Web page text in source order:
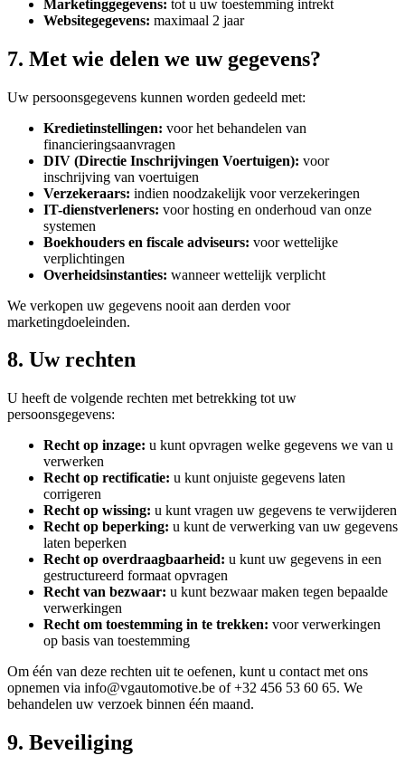
Marketinggegevens: tot u uw toestemming intrekt
Websitegegevens: maximaal 2 jaar
7. Met wie delen we uw gegevens?
Uw persoonsgegevens kunnen worden gedeeld met:
Kredietinstellingen: voor het behandelen van
financieringsaanvragen
DIV (Directie Inschrijvingen Voertuigen): voor
inschrijving van voertuigen
Verzekeraars: indien noodzakelijk voor verzekeringen
IT-dienstverleners: voor hosting en onderhoud van onze
systemen
Boekhouders en fiscale adviseurs: voor wettelijke
verplichtingen
Overheidsinstanties: wanneer wettelijk verplicht
We verkopen uw gegevens nooit aan derden voor
marketingdoeleinden.
8. Uw rechten
U heeft de volgende rechten met betrekking tot uw
persoonsgegevens:
Recht op inzage: u kunt opvragen welke gegevens we van u
verwerken
Recht op rectificatie: u kunt onjuiste gegevens laten
corrigeren
Recht op wissing: u kunt vragen uw gegevens te verwijderen
Recht op beperking: u kunt de verwerking van uw gegevens
laten beperken
Recht op overdraagbaarheid: u kunt uw gegevens in een
gestructureerd formaat opvragen
Recht van bezwaar: u kunt bezwaar maken tegen bepaalde
verwerkingen
Recht om toestemming in te trekken: voor verwerkingen
op basis van toestemming
Om één van deze rechten uit te oefenen, kunt u contact met ons
opnemen via info@vgautomotive.be of +32 456 53 60 65. We
behandelen uw verzoek binnen één maand.
9. Beveiliging